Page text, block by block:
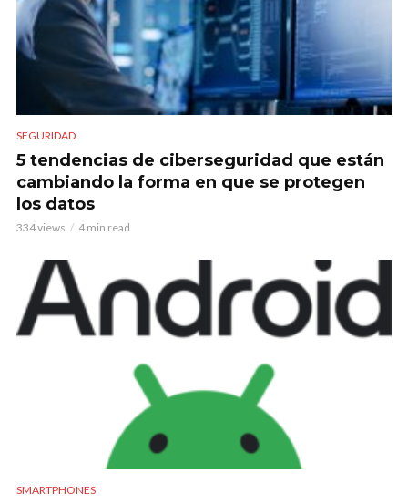
SEGURIDAD
5 tendencias de ciberseguridad que están
cambiando la forma en que se protegen
los datos
334 views 4 min read
SMARTPHONES